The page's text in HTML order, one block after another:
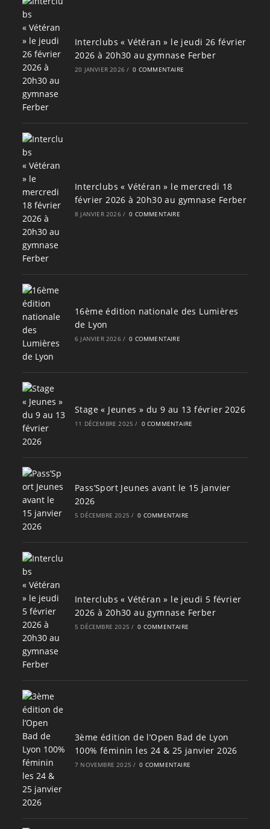
Interclubs « Vétéran » le jeudi 26 février
2026 à 20h30 au gymnase Ferber
20 JANVIER 2026 / 0 COMMENTAIRE
Interclubs « Vétéran » le mercredi 18
février 2026 à 20h30 au gymnase Ferber
8 JANVIER 2026 / 0 COMMENTAIRE
16ème édition nationale des Lumières
de Lyon
6 JANVIER 2026 / 0 COMMENTAIRE
Stage « Jeunes » du 9 au 13 février 2026
11 DÉCEMBRE 2025 / 0 COMMENTAIRE
Pass’Sport Jeunes avant le 15 janvier
2026
5 DÉCEMBRE 2025 / 0 COMMENTAIRE
Interclubs « Vétéran » le jeudi 5 février
2026 à 20h30 au gymnase Ferber
5 DÉCEMBRE 2025 / 0 COMMENTAIRE
3ème édition de l’Open Bad de Lyon
100% féminin les 24 & 25 janvier 2026
7 NOVEMBRE 2025 / 0 COMMENTAIRE